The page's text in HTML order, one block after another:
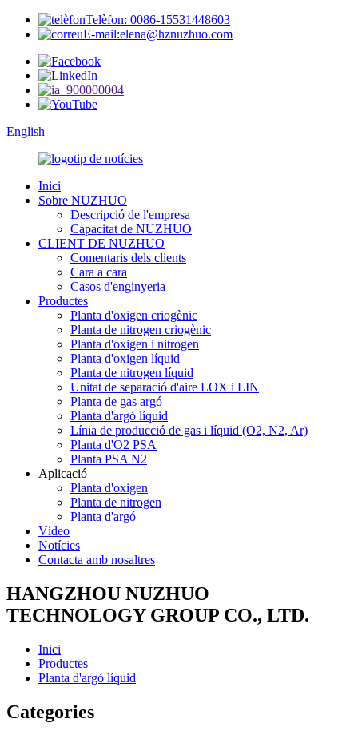
Telèfon: 0086-15531448603
E-mail:elena@hznuzhuo.com
English
Inici
Sobre NUZHUO
Descripció de l'empresa
Capacitat de NUZHUO
CLIENT DE NUZHUO
Comentaris dels clients
Cara a cara
Casos d'enginyeria
Productes
Planta d'oxigen criogènic
Planta de nitrogen criogènic
Planta d'oxigen i nitrogen
Planta d'oxigen líquid
Planta de nitrogen líquid
Unitat de separació d'aire LOX i LIN
Planta de gas argó
Planta d'argó líquid
Línia de producció de gas i líquid (O2, N2, Ar)
Planta d'O2 PSA
Planta PSA N2
Aplicació
Planta d'oxigen
Planta de nitrogen
Planta d'argó
Vídeo
Notícies
Contacta amb nosaltres
HANGZHOU NUZHUO
TECHNOLOGY GROUP CO., LTD.
Inici
Productes
Planta d'argó líquid
Categories